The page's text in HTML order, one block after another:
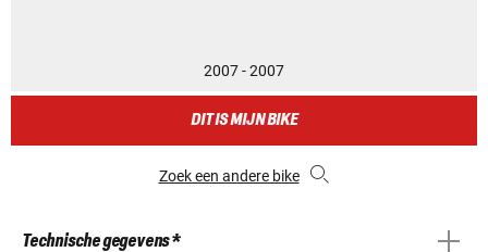
2007 - 2007
DIT IS MIJN BIKE
Zoek een andere bike
Technische gegevens *